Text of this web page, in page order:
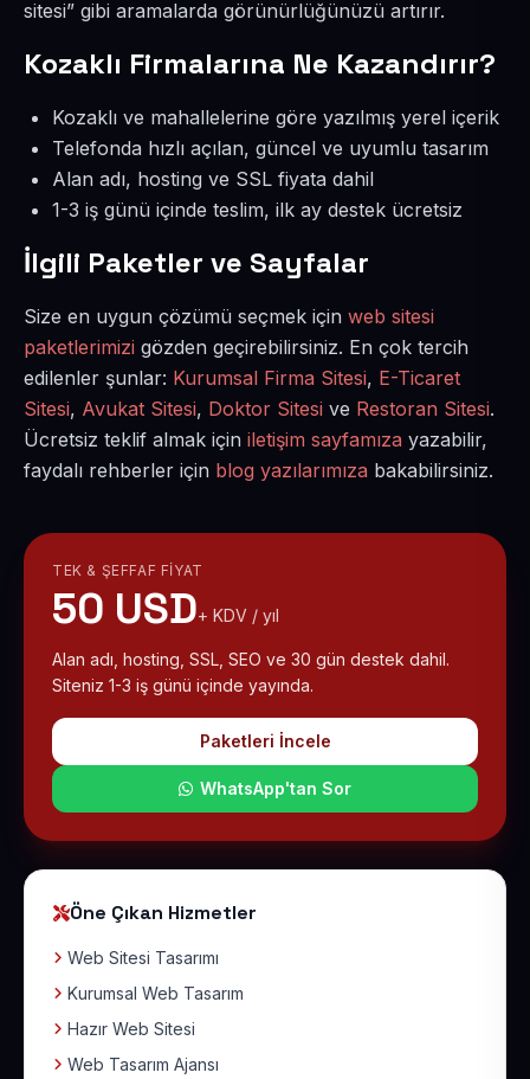
sitesi” gibi aramalarda görünürlüğünüzü artırır.
Kozaklı Firmalarına Ne Kazandırır?
Kozaklı ve mahallelerine göre yazılmış yerel içerik
Telefonda hızlı açılan, güncel ve uyumlu tasarım
Alan adı, hosting ve SSL fiyata dahil
1-3 iş günü içinde teslim, ilk ay destek ücretsiz
İlgili Paketler ve Sayfalar
Size en uygun çözümü seçmek için web sitesi
paketlerimizi gözden geçirebilirsiniz. En çok tercih
edilenler şunlar: Kurumsal Firma Sitesi, E-Ticaret
Sitesi, Avukat Sitesi, Doktor Sitesi ve Restoran Sitesi.
Ücretsiz teklif almak için iletişim sayfamıza yazabilir,
faydalı rehberler için blog yazılarımıza bakabilirsiniz.
TEK & ŞEFFAF FIYAT
50 USD+ KDV / yıl
Alan adı, hosting, SSL, SEO ve 30 gün destek dahil.
Siteniz 1-3 iş günü içinde yayında.
Paketleri İncele
WhatsApp'tan Sor
Öne Çıkan Hizmetler
Web Sitesi Tasarımı
Kurumsal Web Tasarım
Hazır Web Sitesi
Web Tasarım Ajansı